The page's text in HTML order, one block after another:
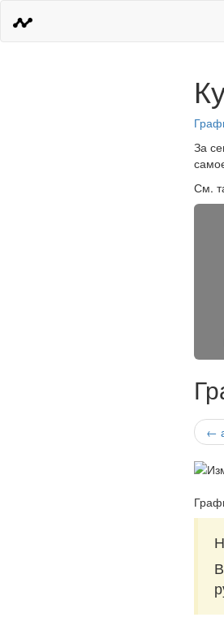
За
См.
←